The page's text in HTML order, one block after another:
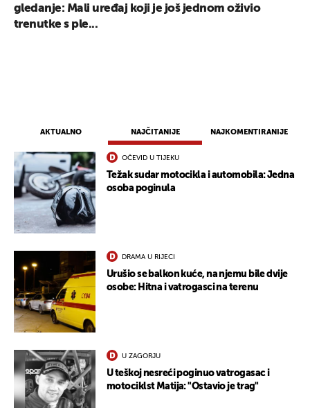
AKTUALNO NAJČITANIJE NAJKOMENTIRANIJE
OČEVID U TIJEKU
Težak sudar motocikla i automobila: Jedna
osoba poginula
DRAMA U RIJECI
Urušio se balkon kuće, na njemu bile dvije
osobe: Hitna i vatrogasci na terenu
U ZAGORJU
U teškoj nesreći poginuo vatrogasac i
motociklst Matija: "Ostavio je trag"
gledanje: Mali uređaj koji je još jednom oživio
trenutke s ple...
UKLJUČITE NOTIFIKACIJE